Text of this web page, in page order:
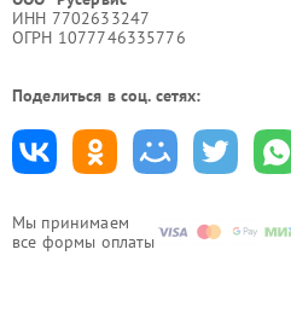
Мы принимаем
все формы оплаты
ИНН 7702633247
ОГРН 1077746335776
Поделиться в соц. сетях: